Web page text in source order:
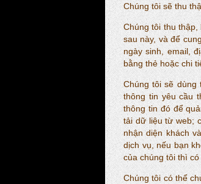
Chúng tôi sẽ thu
Chúng tôi thu
sau này, và để
ngày sinh, email,
bằng thẻ hoặc chi
Chúng tôi sẽ dùng
thông tin yêu cầu
thông tin đó để
tải dữ liệu từ web;
nhận diện khách
dịch vụ, nếu bạn
của chúng tôi thì
Chúng tôi có thể